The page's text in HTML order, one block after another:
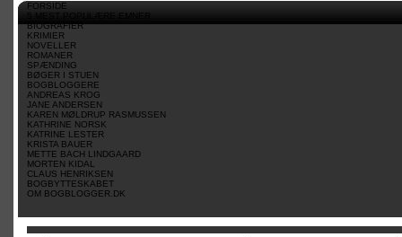
FORSIDE
5 MEST POPULÆRE EMNER
BIOGRAFIER
KRIMIER
NOVELLER
ROMANER
SPÆNDING
BØGER I STUEN
BOGBLOGGERE
ANDREAS KROG
JANE ANDERSEN
KAREN MØLDRUP RASMUSSEN
KATHRINE NORSK
KATRINE LESTER
KRISTA BAUER
METTE BACH LINDGAARD
MORTEN KIDAL
CLAUS HENRIKSEN
BOGBYTTESKABET
OM BOGBLOGGER.DK